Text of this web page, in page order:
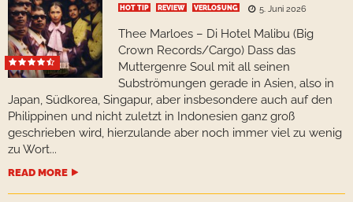
HOT TIP REVIEW VERLOSUNG 5. Juni 2026
Thee Marloes – Di Hotel Malibu (Big
Crown Records/Cargo) Dass das
Muttergenre Soul mit all seinen
Subströmungen gerade in Asien, also in
Japan, Südkorea, Singapur, aber insbesondere auch auf den
Philippinen und nicht zuletzt in Indonesien ganz groß
geschrieben wird, hierzulande aber noch immer viel zu wenig
zu Wort...
READ MORE